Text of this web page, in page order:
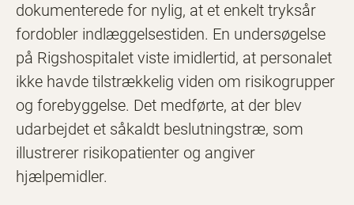
dokumenterede for nylig, at et enkelt tryksår
fordobler indlæggelsestiden. En undersøgelse
på Rigshospitalet viste imidlertid, at personalet
ikke havde tilstrækkelig viden om risikogrupper
og forebyggelse. Det medførte, at der blev
udarbejdet et såkaldt beslutningstræ, som
illustrerer risikopatienter og angiver
hjælpemidler.